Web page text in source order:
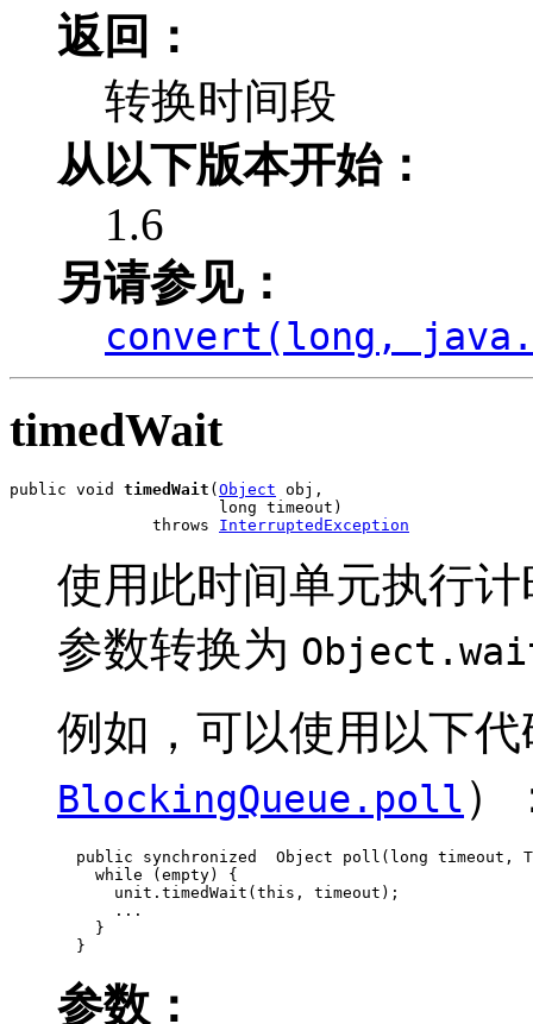
返回：
转换时间段
从以下版本开始：
1.6
另请参见：
convert(long,
timedWait
public void timedWait (Object obj,
                      long timeout)
               throws
InterruptedException
使用此时间单元执行
参数转换为
例如，可以使用以下
BlockingQueue.poll ）
public synchronized  Object poll(long timeout,
    while (empty) {
      unit.timedWait(this, timeout);
      ...
    }
  }
参数：